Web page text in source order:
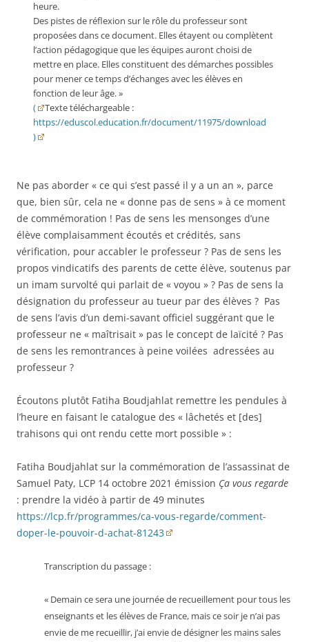
heure.
Des pistes de réflexion sur le rôle du professeur sont
proposées dans ce document. Elles étayent ou complètent
l’action pédagogique que les équipes auront choisi de
mettre en place. Elles constituent des démarches possibles
pour mener ce temps d’échanges avec les élèves en
fonction de leur âge. »
(
Texte téléchargeable :
https://eduscol.education.fr/document/11975/download
)
Ne pas aborder « ce qui s’est passé il y a un an », parce
que, bien sûr, cela ne « donne pas de sens » à ce moment
de commémoration ! Pas de sens les mensonges d’une
élève complaisamment écoutés et crédités, sans
vérification, pour accabler le professeur ? Pas de sens les
propos vindicatifs des parents de cette élève, soutenus par
un imam survolté qui parlait de « voyou » ? Pas de sens la
désignation du professeur au tueur par des élèves ? Pas
de sens l’avis d’un demi-savant officiel suggérant que le
professeur ne « maîtrisait » pas le concept de laïcité ? Pas
de sens les remontrances à peine voilées adressées au
professeur ?
Écoutons plutôt Fatiha Boudjahlat remettre les pendules à
l’heure en faisant le catalogue des « lâchetés et [des]
trahisons qui ont rendu cette mort possible » :
Fatiha Boudjahlat sur la commémoration de l’assassinat de
Samuel Paty, LCP 14 octobre 2021 émission Ça vous regarde
: prendre la vidéo à partir de 49 minutes
https://lcp.fr/programmes/ca-vous-regarde/comment-
doper-le-pouvoir-d-achat-81243
Transcription du passage :
« Demain ce sera une journée de recueillement pour tous les
enseignants et les élèves de France, mais ce soir je n’ai pas
envie de me recueillir, j’ai envie de désigner les mains sales